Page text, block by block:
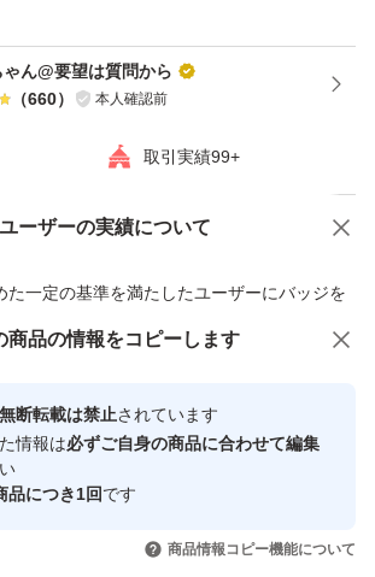
ゃん@要望は質問から
（660） 本人確認前
取引実績99+
ユーザーの実績について
た一定の基準を満たしたユーザーにバッジを
心・安全なユーザーです
引を完了させた実績があります
談 商品への質問
商品の情報をコピーします
無断転載は禁止されています
情報は必ずご自身の商品に合わせて編集
品につき1回です
商品情報コピー機能について
る人にオススメ